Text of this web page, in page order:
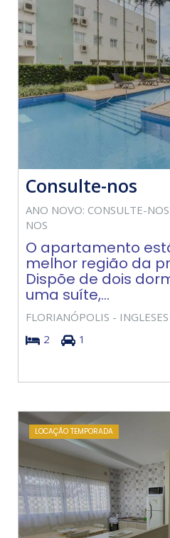
Consulte-nos
ANO NOVO: CONSULTE-
NOS
O apartamento
melhor região da
Dispõe de dois
uma suíte,...
FLORIANÓPOLIS - INGLESES
2
1
LOCAÇÃO TEMPORADA